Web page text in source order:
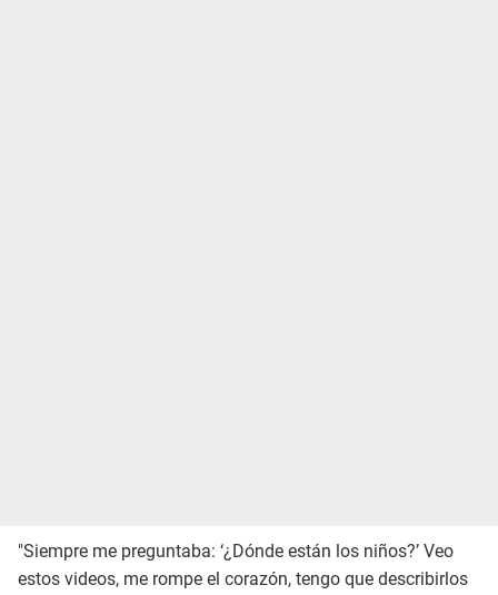
"Siempre me preguntaba: ‘¿Dónde están los niños?’ Veo
estos videos, me rompe el corazón, tengo que describirlos